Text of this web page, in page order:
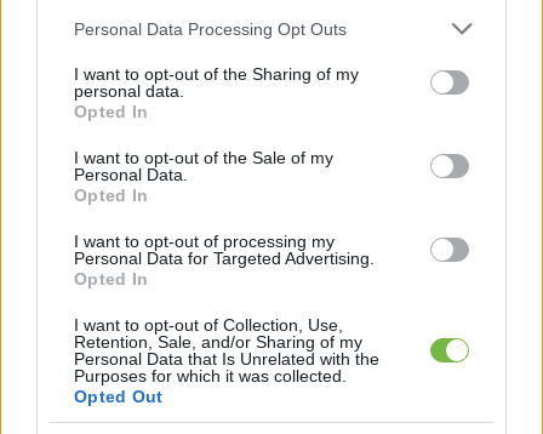
Please note that this website/app uses one or more Google
not limited to your visit or usage behaviour. You may click to
grant or deny consent to Google and its third-party tags to
use your data for below specified purposes in below Google
consent section.
Personal Data Processing Opt Outs
I want to opt-out of the Sharing of my
personal data.
Opted In
I want to opt-out of the Sale of my
Personal Data.
Opted In
I want to opt-out of processing my
Personal Data for Targeted Advertising.
Opted In
I want to opt-out of Collection, Use,
Retention, Sale, and/or Sharing of my
Personal Data that Is Unrelated with the
Purposes for which it was collected.
Opted Out
1 2 Következő oldal
Oldal:1/ 2